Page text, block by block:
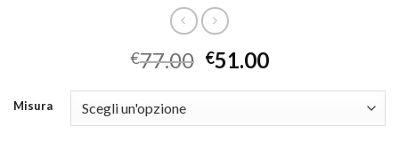
€77.00 €51.00
Misura